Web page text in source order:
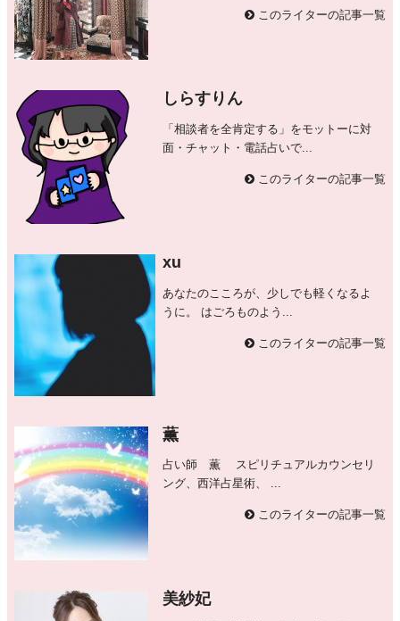
このライターの記事一覧
しらすりん
「相談者を全肯定する」をモットーに対
面・チャット・電話占いで...
このライターの記事一覧
xu
あなたのこころが、少しでも軽くなるよ
うに。 はごろものよう...
このライターの記事一覧
薫
占い師 薫 スピリチュアルカウンセリ
ング、西洋占星術、 ...
このライターの記事一覧
美紗妃